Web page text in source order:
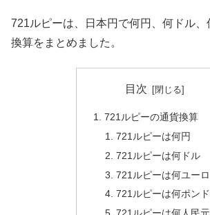
721ルピーは、日本円で何円、何ドル
換算をまとめました。
目次
721ルピーの通貨換算
721ルピーは何円
721ルピーは何ドル
721ルピーは何ユーロ
721ルピーは何ポンド